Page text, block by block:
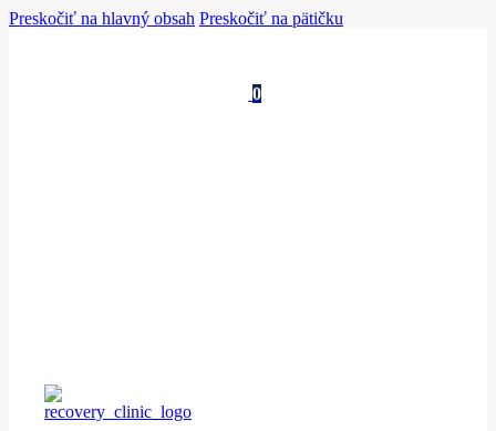
Preskočiť na hlavný obsah Preskočiť na pätičku
0